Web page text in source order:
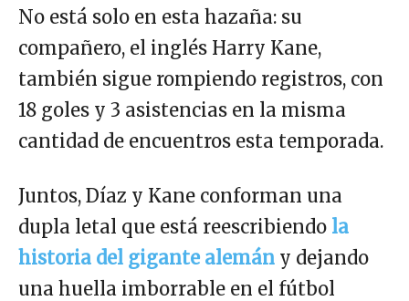
No está solo en esta hazaña: su
compañero, el inglés Harry Kane,
también sigue rompiendo registros, con
18 goles y 3 asistencias en la misma
cantidad de encuentros esta temporada.
Juntos, Díaz y Kane conforman una
dupla letal que está reescribiendo la
historia del gigante alemán y dejando
una huella imborrable en el fútbol